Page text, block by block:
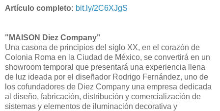
Artículo completo: bit.ly/2C6XJgS
"MAISON Diez Company"
Una casona de principios del siglo XX, en el corazón de
Colonia Roma en la Ciudad de México, se convertirá en un
showroom temporal que presentará una experiencia llena
de luz ideada por el diseñador Rodrigo Fernández, uno de
los cofundadores de Diez Company una empresa dedicada
al diseño, fabricación, distribución y comercialización de
sistemas y elementos de iluminación decorativa y